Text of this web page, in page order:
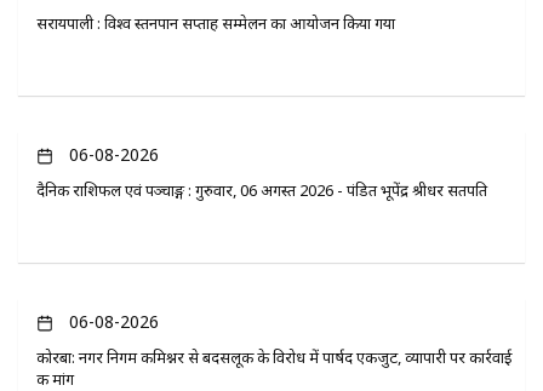
सरायपाली : विश्व स्तनपान सप्ताह सम्मेलन का आयोजन किया गया
06-08-2026
दैनिक राशिफल एवं पञ्चाङ्ग : गुरुवार, 06 अगस्त 2026 - पंडित भूपेंद्र श्रीधर सतपति
06-08-2026
कोरबा: नगर निगम कमिश्नर से बदसलूकी के विरोध में पार्षद एकजुट, व्यापारी पर कार्रवाई
की मांग